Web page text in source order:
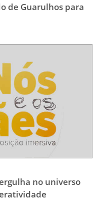
de Guarulhos para
no universo